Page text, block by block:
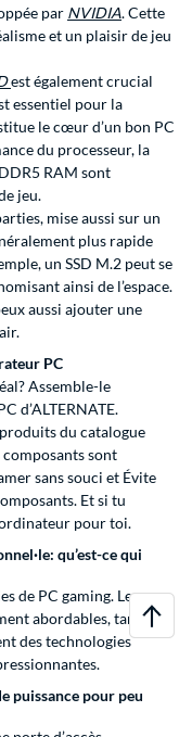
par NVIDIA. Cette
et un plaisir de jeu
est également crucial
essentiel pour la
le cœur d’un bon PC
du processeur, la
RAM sont
jeu.
mise aussi sur un
plus rapide
un SSD M.2 peut se
ainsi de l’espace.
aussi ajouter une
PC
Assemble-le
d’ALTERNATE.
du catalogue
composants sont
sans souci et Évite
Et si tu
pour toi.
qu’est-ce qui
de PC gaming. Les
abordables, tandis
des technologies
puissance pour peu